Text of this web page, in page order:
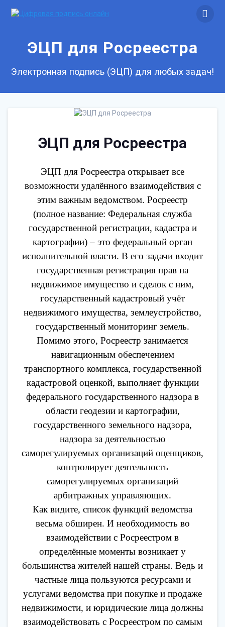
ЭЦП для Росреестра
Электронная подпись (ЭЦП) для любых задач!
ЭЦП для Росреестра
ЭЦП для Росреестра открывает все
возможности удалённого взаимодействия с
этим важным ведомством. Росреестр
(полное название: Федеральная служба
государственной регистрации, кадастра и
картографии) – это федеральный орган
исполнительной власти. В его задачи входит
государственная регистрация прав на
недвижимое имущество и сделок с ним,
государственный кадастровый учёт
недвижимого имущества, землеустройство,
государственный мониторинг земель.
Помимо этого, Росреестр занимается
навигационным обеспечением
транспортного комплекса, государственной
кадастровой оценкой, выполняет функции
федерального государственного надзора в
области геодезии и картографии,
государственного земельного надзора,
надзора за деятельностью
саморегулируемых организаций оценщиков,
контролирует деятельность
саморегулируемых организаций
арбитражных управляющих.
Как видите, список функций ведомства
весьма обширен. И необходимость во
взаимодействии с Росреестром в
определённые моменты возникает у
большинства жителей нашей страны. Ведь и
частные лица пользуются ресурсами и
услугами ведомства при покупке и продаже
недвижимости, и юридические лица должны
взаимодействовать с Росреестром по самым